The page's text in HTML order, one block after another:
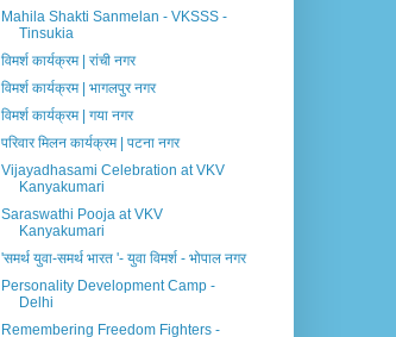
Mahila Shakti Sanmelan - VKSSS -
Tinsukia
विमर्श कार्यक्रम | रांची नगर
विमर्श कार्यक्रम | भागलपुर नगर
विमर्श कार्यक्रम | गया नगर
परिवार मिलन कार्यक्रम | पटना नगर
Vijayadhasami Celebration at VKV
Kanyakumari
Saraswathi Pooja at VKV
Kanyakumari
'समर्थ युवा-समर्थ भारत '- युवा विमर्श - भोपाल नगर
Personality Development Camp -
Delhi
Remembering Freedom Fighters -